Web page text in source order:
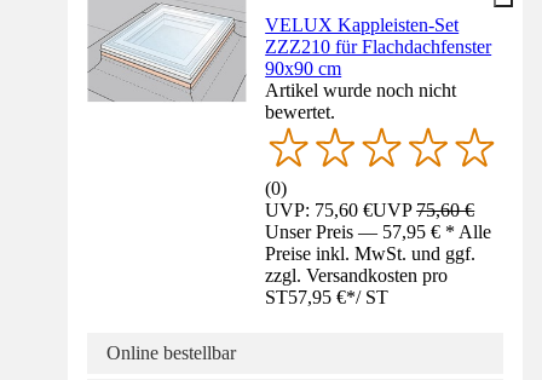
VELUX Kappleisten-Set
ZZZ210 für Flachdachfenster
90x90 cm
Artikel wurde noch nicht
bewertet.
(0)
UVP: 75,60 €UVP75,60 €
Unser Preis — 57,95 € * Alle
Preise inkl. MwSt. und ggf.
zzgl. Versandkosten pro
ST57,95 €*/ ST
Online bestellbar